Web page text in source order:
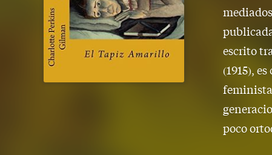
escrito
(1915),
poco